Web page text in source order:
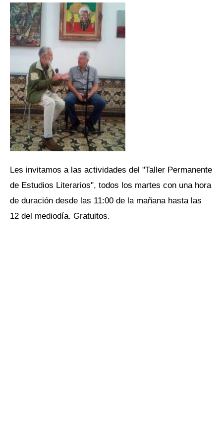
Les invitamos a las actividades del "Taller Permanente
de Estudios Literarios", todos los martes con una hora
de duración desde las 11:00 de la mañana hasta las
12 del mediodía. Gratuitos.